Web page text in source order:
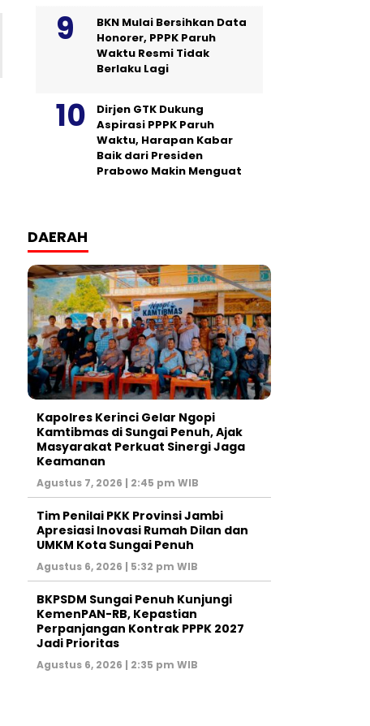
BKN Mulai Bersihkan Data
Honorer, PPPK Paruh
Waktu Resmi Tidak
Berlaku Lagi
Dirjen GTK Dukung
Aspirasi PPPK Paruh
Waktu, Harapan Kabar
Baik dari Presiden
Prabowo Makin Menguat
DAERAH
Kapolres Kerinci Gelar Ngopi
Kamtibmas di Sungai Penuh, Ajak
Masyarakat Perkuat Sinergi Jaga
Keamanan
Agustus 7, 2026 | 2:45 pm WIB
Tim Penilai PKK Provinsi Jambi
Apresiasi Inovasi Rumah Dilan dan
UMKM Kota Sungai Penuh
Agustus 6, 2026 | 5:32 pm WIB
BKPSDM Sungai Penuh Kunjungi
KemenPAN-RB, Kepastian
Perpanjangan Kontrak PPPK 2027
Jadi Prioritas
Agustus 6, 2026 | 2:35 pm WIB